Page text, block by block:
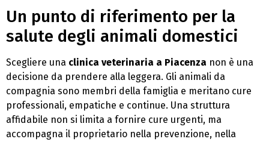
Un punto di riferimento per la
salute degli animali domestici
Scegliere una clinica veterinaria a Piacenza non è una
decisione da prendere alla leggera. Gli animali da
compagnia sono membri della famiglia e meritano cure
professionali, empatiche e continue. Una struttura
affidabile non si limita a fornire cure urgenti, ma
accompagna il proprietario nella prevenzione, nella